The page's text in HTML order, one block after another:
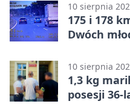
10 sierpnia
175 i 178
Dwóch
10 sierpnia
1,3 kg
posesji 36-